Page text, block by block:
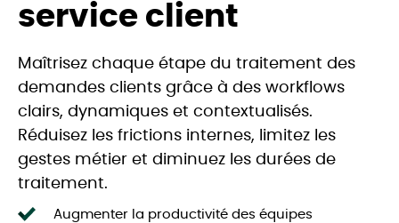
service client
Maîtrisez chaque étape du traitement des
demandes clients grâce à des workflows
clairs, dynamiques et contextualisés.
Réduisez les frictions internes, limitez les
gestes métier et diminuez les durées de
traitement.
Augmenter la productivité des équipes